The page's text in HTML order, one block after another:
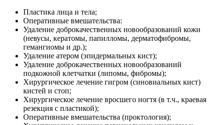
Пластика лица и тела;
Оперативные вмешательства:
Удаление доброкачественных новообразований кожи
(невусы, кератомы, папилломы, дерматофибромы,
гемангиомы и др.);
Удаление атером (эпидермальных кист);
Удаление доброкачественных новообразований
подкожной клетчатки (липомы, фибромы);
Хирургическое лечение гигром (синовиальных кист)
кистей и стоп;
Хирургическое лечение вросшего ногтя (в т.ч., краевая
резекция с пластикой);
Оперативные вмешательства (проктология);